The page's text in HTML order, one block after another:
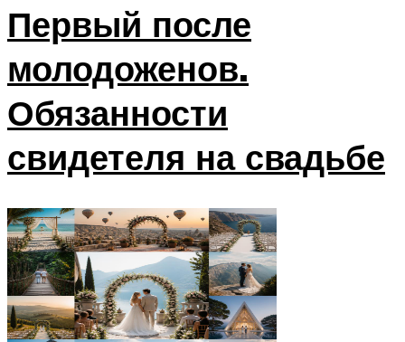
Первый после
молодоженов.
Обязанности
свидетеля на свадьбе